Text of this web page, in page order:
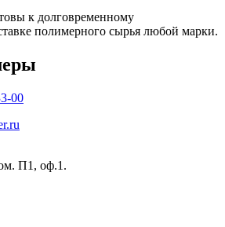
к долговременному
полимерного сырья любой марки.
00
П1, оф.1.